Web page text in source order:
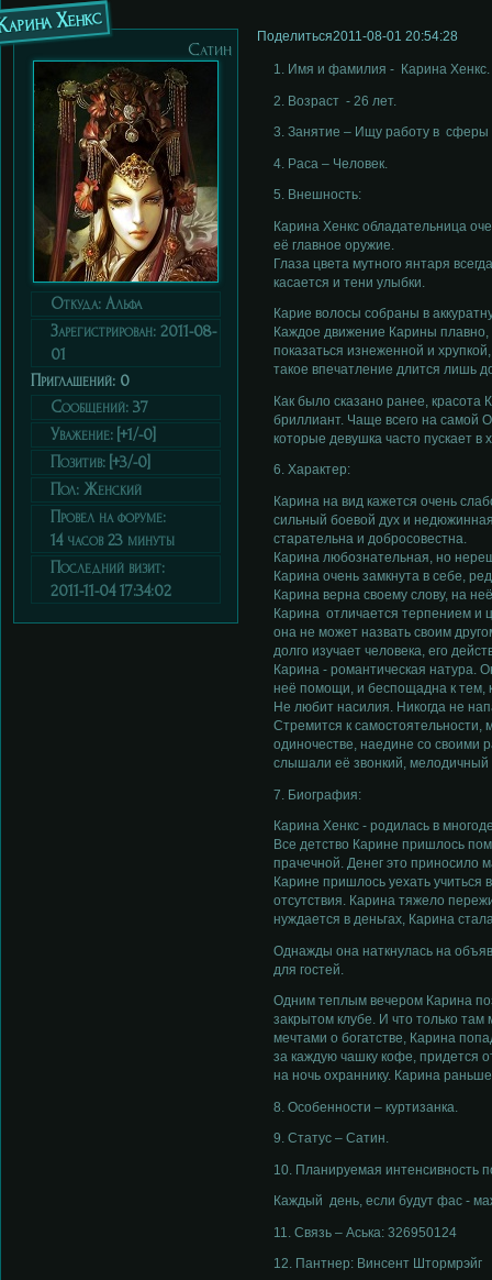
Поделиться2011-08-01 20:54:28
Хенкс
Сатин
Откуда: Альфа
Зарегистрирован: 2011-08-
01
Приглашений: 0
Сообщений: 37
Уважение: [+1/-0]
Позитив: [+3/-0]
Пол: Женский
Провел на форуме:
14 часов 23 минуты
Последний визит:
2011-11-04 17:34:02
1. Имя и фамилия - Карина Хенкс.
2. Возраст - 26 лет.
3. Занятие – Ищу работу в сферы
4. Раса – Человек.
5. Внешность:
Карина Хенкс обладательница
её главное оружие.
Глаза цвета мутного янтаря
касается и тени улыбки.
Карие волосы собраны в
Каждое движение Карины плавно,
показаться изнеженной и
такое впечатление длится лишь
Как было сказано ранее, красота
бриллиант. Чаще всего на самой
которые девушка часто пускает в
6. Характер:
Карина на вид кажется очень
сильный боевой дух и
старательна и добросовестна.
Карина любознательная, но
Карина очень замкнута в себе,
Карина верна своему слову, на
Карина отличается терпением и
она не может назвать своим
долго изучает человека, его
Карина - романтическая натура.
неё помощи, и беспощадна к тем,
Не любит насилия. Никогда не
Стремится к самостоятельности,
одиночестве, наедине со своими
слышали её звонкий, мелодичный
7. Биография:
Карина Хенкс - родилась в
Все детство Карине пришлось
прачечной. Денег это приносило
Карине пришлось уехать учиться
отсутствия. Карина тяжело
нуждается в деньгах, Карина
Однажды она наткнулась на
для гостей.
Одним теплым вечером Карина
закрытом клубе. И что только
мечтами о богатстве, Карина
за каждую чашку кофе, придется
на ночь охраннику. Карина
8. Особенности – куртизанка.
9. Статус – Сатин.
10. Планируемая интенсивность
Каждый день, если будут фас -
11. Связь – Аська: 326950124
12. Пантнер: Винсент Штормрэйг